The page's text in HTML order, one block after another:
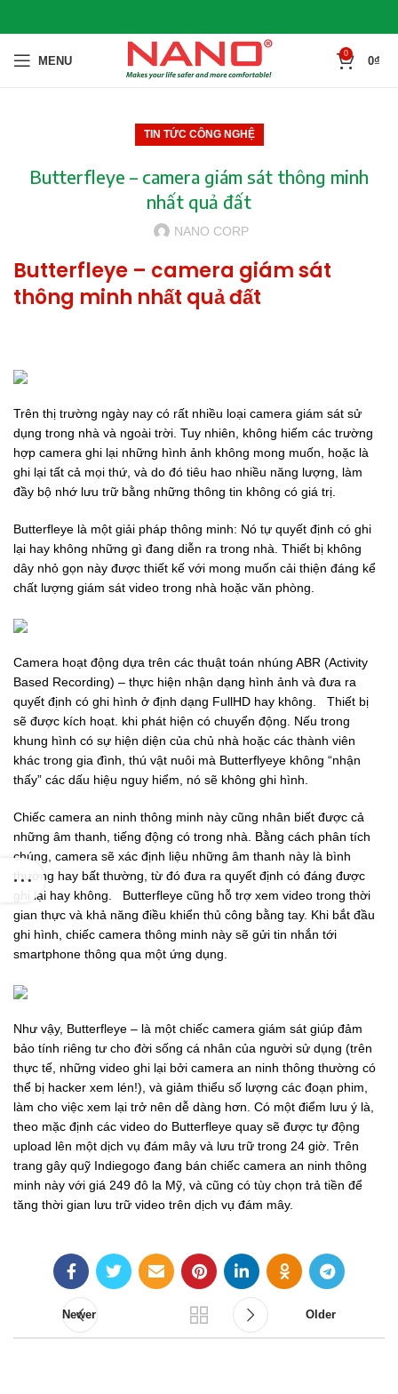
MENU
0
0₫
TIN TỨC CÔNG NGHỆ
Butterfleye – camera giám sát thông minh
nhất quả đất
NANO CORP
Butterfleye – camera giám sát
thông minh nhất quả đất
Trên thị trường ngày nay có rất nhiều loại camera giám sát sử
dụng trong nhà và ngoài trời. Tuy nhiên, không hiếm các trường
hợp camera ghi lại những hình ảnh không mong muốn, hoặc là
ghi lại tất cả mọi thứ, và do đó tiêu hao nhiều năng lượng, làm
đầy bộ nhớ lưu trữ bằng những thông tin không có giá trị.
Butterfleye là một giải pháp thông minh: Nó tự quyết định có ghi
lại hay không những gì đang diễn ra trong nhà. Thiết bị không
dây nhỏ gọn này được thiết kế với mong muốn cải thiện đáng kể
chất lượng giám sát video trong nhà hoặc văn phòng.
Camera hoạt động dựa trên các thuật toán nhúng ABR (Activity
Based Recording) – thực hiện nhận dạng hình ảnh và đưa ra
quyết định có ghi hình ở định dạng FullHD hay không. Thiết bị
sẽ được kích hoạt. khi phát hiện có chuyển động. Nếu trong
khung hình có sự hiện diện của chủ nhà hoặc các thành viên
khác trong gia đình, thú vật nuôi mà Butterflyeye không “nhận
thấy” các dấu hiệu nguy hiểm, nó sẽ không ghi hình.
Chiếc camera an ninh thông minh này cũng nhân biết được cả
những âm thanh, tiếng động có trong nhà. Bằng cách phân tích
chúng, camera sẽ xác định liệu những âm thanh này là bình
thường hay bất thường, từ đó đưa ra quyết định có đáng được
ghi lại hay không. Butterfleye cũng hỗ trợ xem video trong thời
gian thực và khả năng điều khiển thủ công bằng tay. Khi bắt đầu
ghi hình, chiếc camera thông minh này sẽ gửi tin nhắn tới
smartphone thông qua một ứng dụng.
Như vậy, Butterfleye – là một chiếc camera giám sát giúp đảm
bảo tính riêng tư cho đời sống cá nhân của người sử dụng (trên
thực tế, những video ghi lại bởi camera an ninh thông thường có
thể bị hacker xem lén!), và giảm thiểu số lượng các đoạn phim,
làm cho việc xem lại trở nên dễ dàng hơn. Có một điểm lưu ý là,
theo mặc định các video do Butterfleye quay sẽ được tự động
upload lên một dịch vụ đám mây và lưu trữ trong 24 giờ. Trên
trang gây quỹ Indiegogo đang bán chiếc camera an ninh thông
minh này với giá 249 đô la Mỹ, và cũng có tùy chọn trả tiền để
tăng thời gian lưu trữ video trên dịch vụ đám mây.
Newer Older
tại